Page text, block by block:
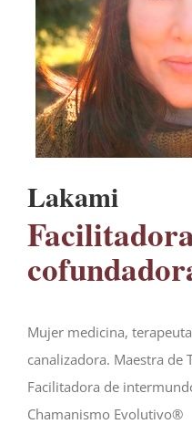
Lakami
Mujer medicina,
canalizadora. Maestra de
Facilitadora de
Chamanismo Evolutivo®